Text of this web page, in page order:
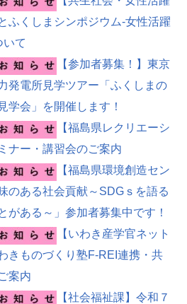
ふくしまシンポジウム‐女性活躍
いて
​【参加者募集！】東京
発電所見学ツアー「ふくしまの
学会」を開催します！
【福島県レクリエーシ
ナー・講習会のご案内​
【福島県環境創造セン
のある社会貢献～SDGｓを語る
がある～」参加者募集中です！​
【いわき産学官ネット
きものづくり塾F-REI連携・共
案内​
【社会福祉課】令和７